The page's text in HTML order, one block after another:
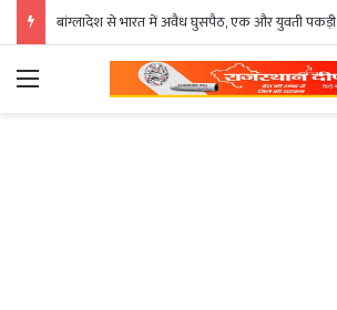
बांग्लादेश से भारत में अवैध घुसपैठ, एक और युवती पकड़ी
Menu